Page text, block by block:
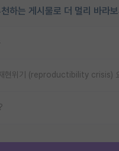
하는 게시물로 더 멀리 바라
현위기 (reproductibility crisis)